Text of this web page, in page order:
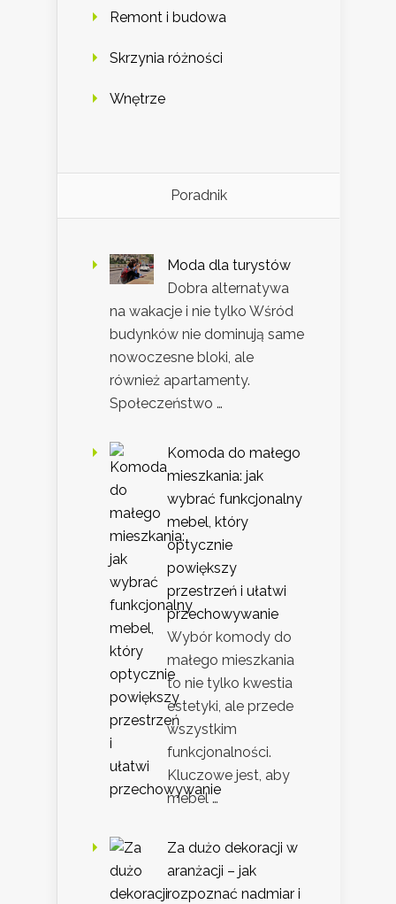
Remont i budowa
Skrzynia różności
Wnętrze
Poradnik
Moda dla turystów
Dobra alternatywa
na wakacje i nie tylko Wśród
budynków nie dominują same
nowoczesne bloki, ale
również apartamenty.
Społeczeństwo …
Komoda do małego
mieszkania: jak
wybrać funkcjonalny
mebel, który
optycznie
powiększy
przestrzeń i ułatwi
przechowywanie
Wybór komody do
małego mieszkania
to nie tylko kwestia
estetyki, ale przede
wszystkim
funkcjonalności.
Kluczowe jest, aby
mebel …
Za dużo dekoracji w
aranżacji – jak
rozpoznać nadmiar i